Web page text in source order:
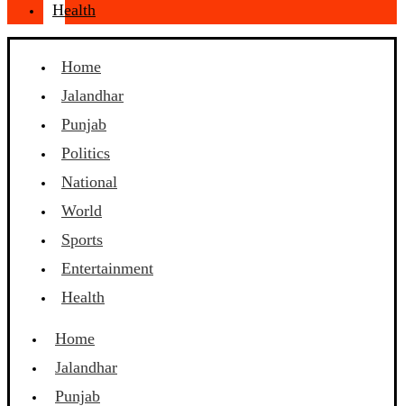
Health
Home
Jalandhar
Punjab
Politics
National
World
Sports
Entertainment
Health
Home
Jalandhar
Punjab